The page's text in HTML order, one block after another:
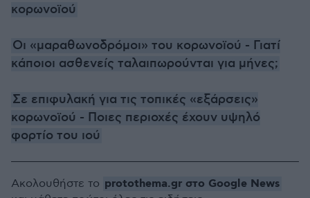
κορωνοϊού
Οι «μαραθωνοδρόμοι» του κορωνοϊού - Γιατί
κάποιοι ασθενείς ταλαιπωρούνται για μήνες;
Σε επιφυλακή για τις τοπικές «εξάρσεις»
κορωνοϊού - Ποιες περιοχές έχουν υψηλό
φορτίο του ιού
Ακολουθήστε το protothema.gr στο Google News